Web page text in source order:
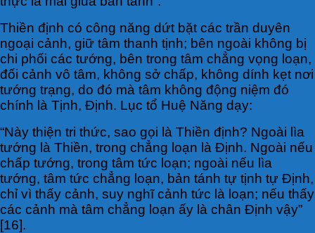
Thiền định có công năng dứt bặt các trần duyên
ngoại cảnh, giữ tâm thanh tịnh; bên ngoài không bị
chi phối các tướng, bên trong tâm chẳng vọng loạn,
đối cảnh vô tâm, không sở chấp, không dính kẹt nơi
tướng trạng, do đó mà tâm không động niệm đó
chính là Tịnh, Định. Lục tổ Huệ Năng dạy:
“Này thiện tri thức, sao gọi là Thiền định? Ngoài lìa
tướng là Thiền, trong chẳng loạn là Định. Ngoài nếu
chấp tướng, trong tâm tức loạn; ngoài nếu lìa
tướng, tâm tức chẳng loạn, bản tánh tự tịnh tự Định,
chỉ vì thấy cảnh, suy nghĩ cảnh tức là loạn; nếu thấy
các cảnh mà tâm chẳng loạn ấy là chân Định vậy”
[16].